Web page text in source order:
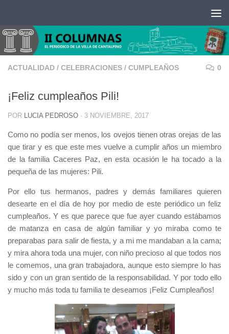
ACTUALIDAD / CELEBRACIONES / CUMPLEAÑOS 0
¡Feliz cumpleaños Pili!
POR LUCIA PEDROSO · 3 NOVIEMBRE, 2017
Como no podía ser menos, los ovejos tienen otras orejas de las
que tirar y es que este mes vuelve a cumplir años un miembro
de la familia Caceres Paz, en esta ocasión le ha tocado a la
pequeña de las mujeres: Pili.
Por ello tus hermanos, padres y demás familiares quieren
desearte en el día de hoy por medio de este periódico un feliz
cumpleaños. Y es que parece que fue ayer cuando estábamos
de matanza en casa de algún familiar y yo miraba como te
preparabas para salir de fiesta, y a mi me mandaban a la cama;
y mira ahora toda una mujer, con niño precioso al que todos nos
le comemos, una gran trabajadora, aunque esto siempre lo has
sido y con un gran sentido de la responsabilidad. Y por todo ello
y mucho más toda tu familia te deseamos ¡Feliz Cumpleaños!